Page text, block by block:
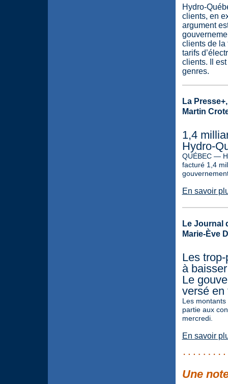
Hydro-
clients, en
argument
clients de la
tarifs
clients. Il
genres.
La
Martin
1,4
Hydro-
QUÉBEC —
facturé 1,4
En savoir
Le Journal
Marie-Ève
Les
à
Le
versé en
Les
partie aux
mercredi.
En savoir
Une